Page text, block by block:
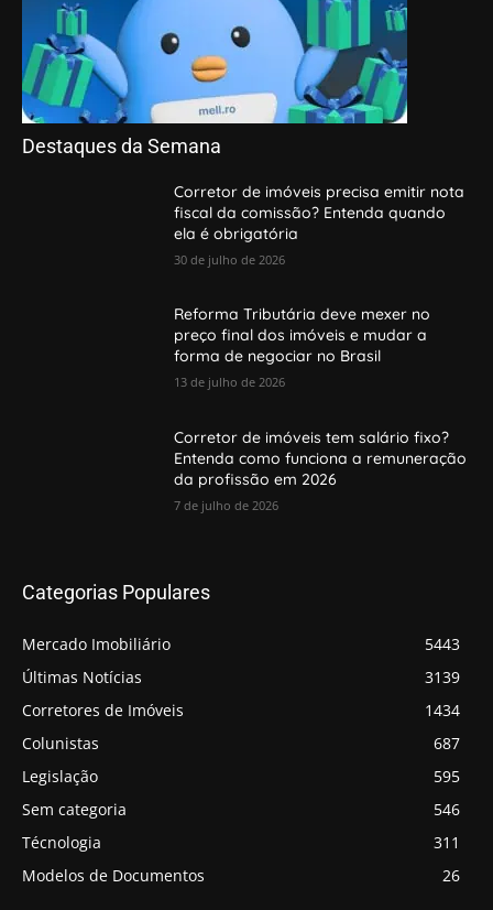
Destaques da Semana
Corretor de imóveis precisa emitir nota
fiscal da comissão? Entenda quando
ela é obrigatória
30 de julho de 2026
Reforma Tributária deve mexer no
preço final dos imóveis e mudar a
forma de negociar no Brasil
13 de julho de 2026
Corretor de imóveis tem salário fixo?
Entenda como funciona a remuneração
da profissão em 2026
7 de julho de 2026
Categorias Populares
Mercado Imobiliário
5443
Últimas Notícias
3139
Corretores de Imóveis
1434
Colunistas
687
Legislação
595
Sem categoria
546
Técnologia
311
Modelos de Documentos
26